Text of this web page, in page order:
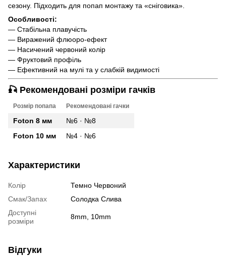
сезону. Підходить для попап монтажу та «сніговика».
Особливості:
— Стабільна плавучість
— Виражений флюоро-ефект
— Насичений червоний колір
— Фруктовий профіль
— Ефективний на мулі та у слабкій видимості
🎣 Рекомендовані розміри гачків
Розмір попапа Рекомендовані гачки
Foton 8 мм
№6 · №8
Foton 10 мм
№4 · №6
Характеристики
Колір
Темно Червоний
Смак/Запах
Солодка Слива
Доступні
розміри
8mm, 10mm
Відгуки